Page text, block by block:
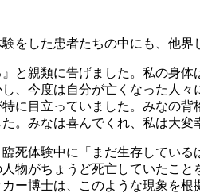
した患者たちの中にも、他
と親類に告げました。私の身
、今度は自分が亡くなった人
に目立っていました。みなの
。みなは喜んでくれ、私は大変
死体験中に「まだ生存してい
物がちょうど死亡していたこ
ー博士は、このような現象を